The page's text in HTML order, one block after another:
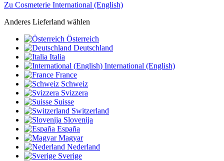
Zu Cosmeterie International (English)
Anderes Lieferland wählen
Österreich
Deutschland
Italia
International (English)
France
Schweiz
Svizzera
Suisse
Switzerland
Slovenija
España
Magyar
Nederland
Sverige